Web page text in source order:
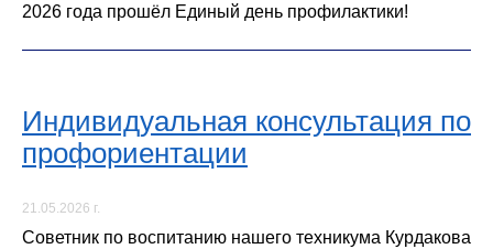
2026 года прошёл Единый день профилактики!
Индивидуальная консультация по
профориентации
21.05.2026 г.
Советник по воспитанию нашего техникума Курдакова